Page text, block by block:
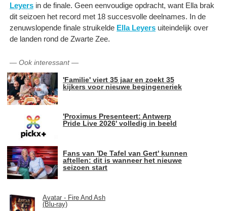
Leyers in de finale. Geen eenvoudige opdracht, want Ella brak
dit seizoen het record met 18 succesvolle deelnames. In de
zenuwslopende finale struikelde Ella Leyers uiteindelijk over
de landen rond de Zwarte Zee.
— Ook interessant—
'Familie' viert 35 jaar en zoekt 35
kijkers voor nieuwe begingeneriek
'Proximus Presenteert: Antwerp
Pride Live 2026' volledig in beeld
Fans van 'De Tafel van Gert' kunnen
aftellen: dit is wanneer het nieuwe
seizoen start
Avatar - Fire And Ash
(Blu-ray)